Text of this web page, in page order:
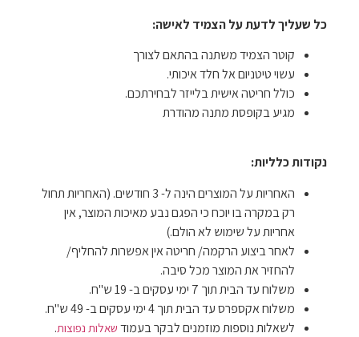
כל שעליך לדעת על הצמיד לאישה:
קוטר הצמיד משתנה בהתאם לצורך
עשוי טיטניום אל חלד איכותי.
כולל חריטה אישית בלייזר לבחירתכם.
מגיע בקופסת מתנה מהודרת
נקודות כלליות:
האחריות על המוצרים הינה ל- 3 חודשים. (האחריות תחול
רק במקרה בו יוכח כי הפגם נבע מאיכות המוצר, אין
אחריות על שימוש לא הולם.)
לאחר ביצוע הרקמה/ חריטה אין אפשרות להחליף/
להחזיר את המוצר מכל סיבה.
משלוח עד הבית תוך 7 ימי עסקים ב- 19 ש"ח.
משלוח אקספרס עד הבית תוך 4 ימי עסקים ב- 49 ש"ח.
לשאלות נוספות מוזמנים לבקר בעמוד שאלות נפוצות.